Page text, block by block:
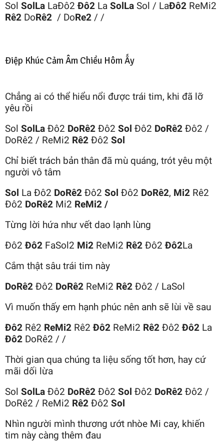
Sol SolLa LaĐô2Đô2 La SolLa Sol / LaĐô2 ReMi2
Rê2 DoRê2 / DoRe2 / /
Điệp Khúc Cảm Âm Chiều Hôm Ấy
Chẳng ai có thể hiểu nổi được trái tim, khi đã lỡ
yêu rồi
Sol SolLa Đô2 DoRê2 Đô2 Sol Đô2 DoRê2 Đô2 /
DoRê2 / ReMi2 Rê2 Đô2 Sol
Chỉ biết trách bản thân đã mù quáng, trót yêu một
người vô tâm
Sol La Đô2 DoRê2 Đô2 Sol Đô2 DoRê2, Mi2 Rê2
Đô2 DoRê2 Mi2 ReMi2 /
Từng lời hứa như vết dao lạnh lùng
Đô2Đô2 FaSol2 Mi2 ReMi2 Rê2 Đô2Đô2La
Cắm thật sâu trái tim này
DoRê2 Đô2 DoRê2 ReMi2 Rê2 Đô2 / LaSol
Vì muốn thấy em hạnh phúc nên anh sẽ lùi về sau
Đô2 Rê2 ReMi2 Rê2Đô2 ReMi2 Rê2 Đô2Đô2 La
Đô2 DoRê2 / /
Thời gian qua chúng ta liệu sống tốt hơn, hay cứ
mãi dối lừa
Sol SolLa Đô2 DoRê2 Đô2 Sol Đô2 DoRê2 Đô2 /
DoRê2 / ReMi2 Rê2 Đô2 Sol
Nhìn người mình thương ướt nhòe Mi cay, khiến
tim này càng thêm đau